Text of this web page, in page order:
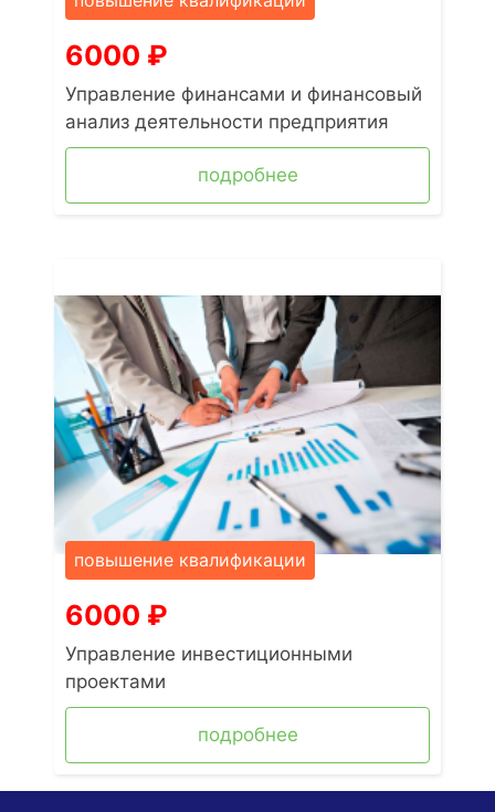
6000 ₽
Управление финансами и финансовый
анализ деятельности предприятия
подробнее
повышение квалификации
6000 ₽
Управление инвестиционными
проектами
подробнее